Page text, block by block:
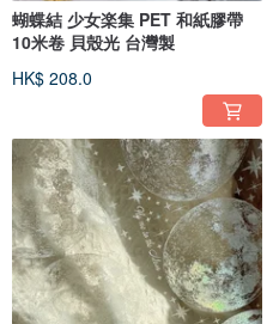
蝴蝶結 少女楽集 PET 和紙膠帶
10米卷 貝殼光 台灣製
HK$ 208.0